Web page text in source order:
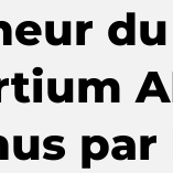
du
par